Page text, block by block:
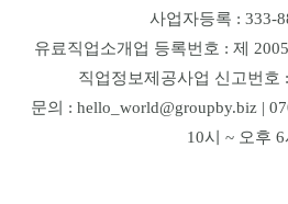
사업자등록 : 333-
유료직업소개업 등록번호 : 제
직업정보제공사업 신고번호
문의 : hello_world@groupby.biz |
10시 ~ 오후 6